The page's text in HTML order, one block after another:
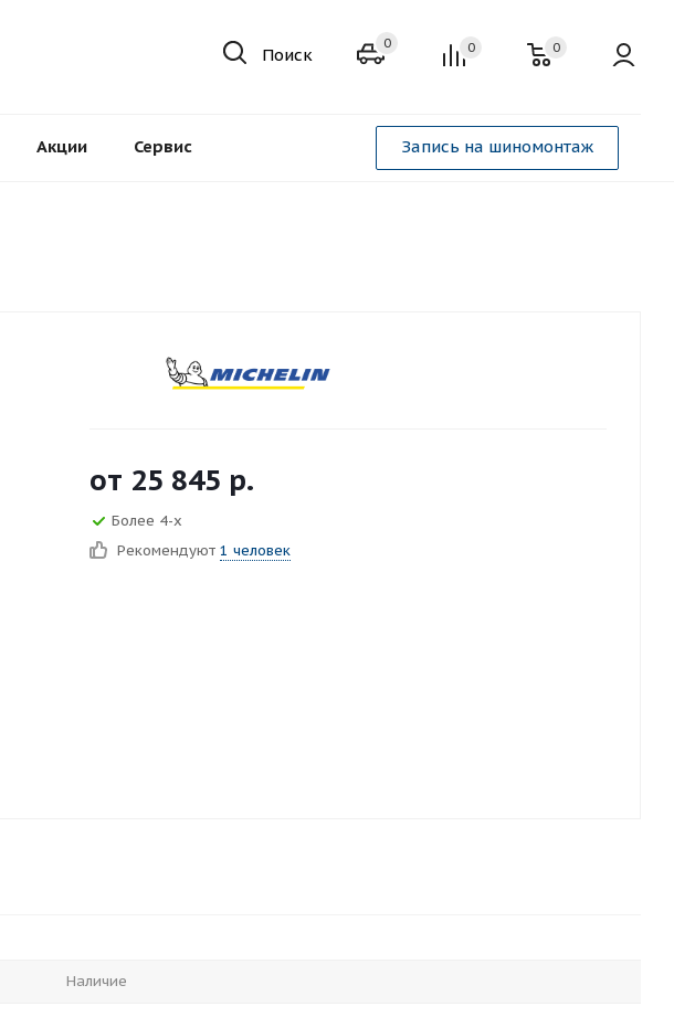
Поиск 0
0 0
Акции Сервис Запись на шиномонтаж
от 25 845 р.
Более 4-х
Рекомендуют 1 человек
Наличие